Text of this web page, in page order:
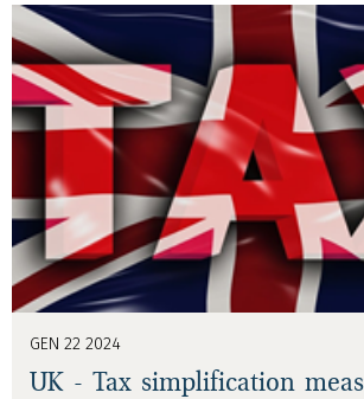
GEN 22 2024
UK - Tax simplification